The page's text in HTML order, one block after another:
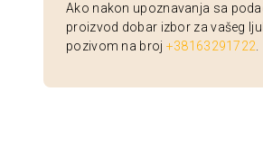
Ako nakon upoznavanja sa
proizvod dobar izbor za vašeg
pozivom na broj +38163291722